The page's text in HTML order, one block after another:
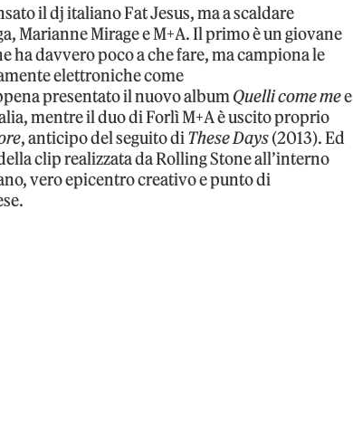
il dj italiano Fat Jesus, ma a scaldare
Marianne Mirage e M+A. Il primo è un giovane
ha davvero poco a che fare, ma campiona le
elettroniche come
presentato il nuovo albumQuelli come mee
mentre il duo di Forlì M+A è uscito proprio
, anticipo del seguito diThese Days(2013). Ed
clip realizzata da Rolling Stone all’interno
vero epicentro creativo e punto di